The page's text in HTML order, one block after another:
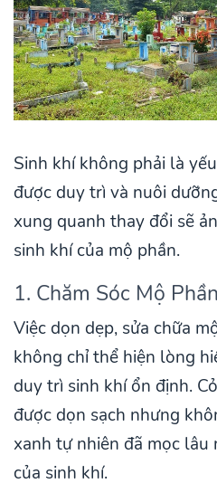
Sinh khí không phải là
được duy trì và nuôi
xung quanh thay đổi sẽ
sinh khí của mộ phần.
1. Chăm Sóc Mộ
Việc dọn dẹp, sửa chữa
không chỉ thể hiện lòng
duy trì sinh khí ổn định.
được dọn sạch nhưng
xanh tự nhiên đã mọc lâu
của sinh khí.